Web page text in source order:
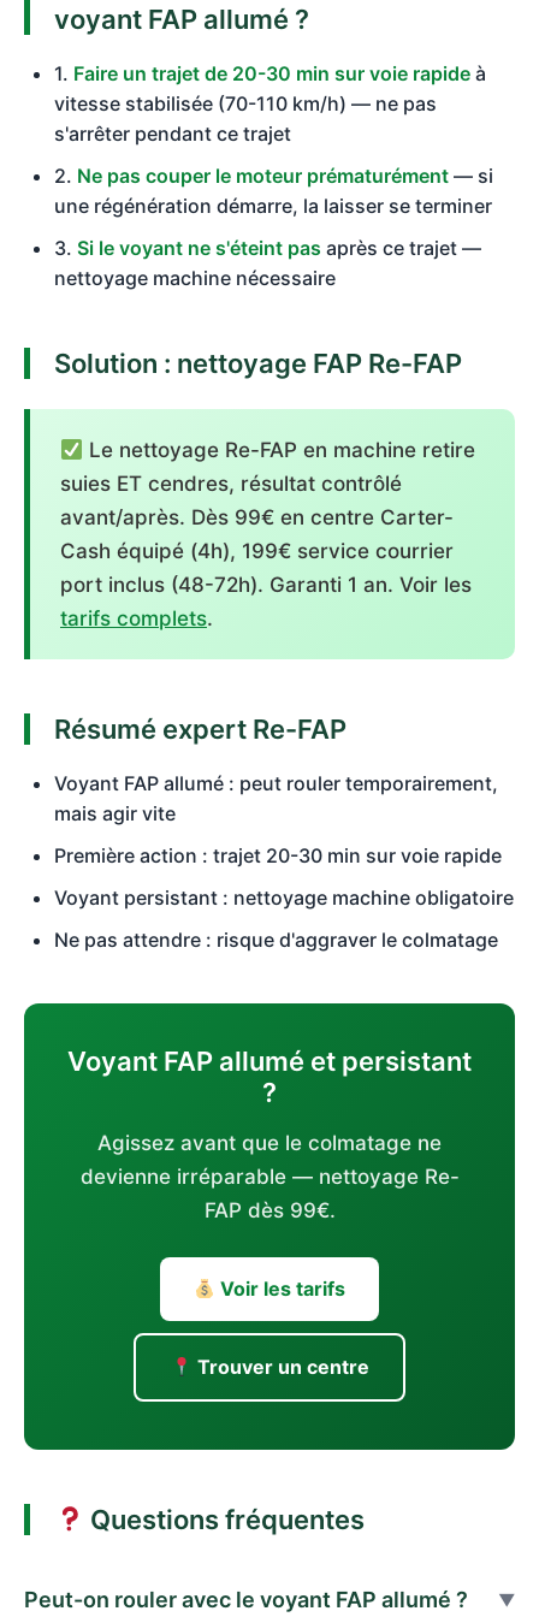
voyant FAP allumé ?
1. Faire un trajet de 20-30 min sur voie rapide à
vitesse stabilisée (70-110 km/h) — ne pas
s'arrêter pendant ce trajet
2. Ne pas couper le moteur prématurément — si
une régénération démarre, la laisser se terminer
3. Si le voyant ne s'éteint pas après ce trajet —
nettoyage machine nécessaire
Solution : nettoyage FAP Re-FAP
Le nettoyage Re-FAP en machine retire
suies ET cendres, résultat contrôlé
avant/après. Dès 99€ en centre Carter-
Cash équipé (4h), 199€ service courrier
port inclus (48-72h). Garanti 1 an. Voir les
tarifs complets.
Résumé expert Re-FAP
Voyant FAP allumé : peut rouler temporairement,
mais agir vite
Première action : trajet 20-30 min sur voie rapide
Voyant persistant : nettoyage machine obligatoire
Ne pas attendre : risque d'aggraver le colmatage
Voyant FAP allumé et persistant
?
Agissez avant que le colmatage ne
devienne irréparable — nettoyage Re-
FAP dès 99€.
Voir les tarifs
Trouver un centre
Questions fréquentes
Peut-on rouler avec le voyant FAP allumé ? ▼